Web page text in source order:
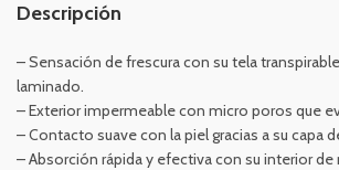
Descripción
– Sensación de frescura con su tela
laminado.
– Exterior impermeable con micro poros que
– Contacto suave con la piel gracias a su capa
– Absorción rápida y efectiva con su interior de